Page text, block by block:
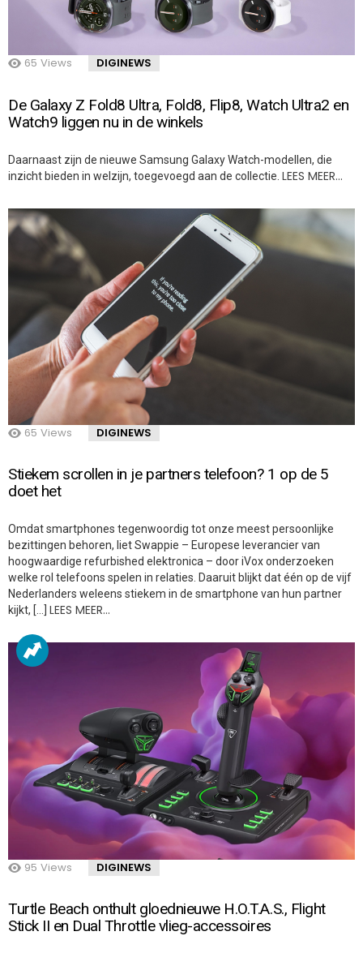
65 Views DIGINEWS
De Galaxy Z Fold8 Ultra, Fold8, Flip8, Watch Ultra2 en
Watch9 liggen nu in de winkels
Daarnaast zijn de nieuwe Samsung Galaxy Watch-modellen, die
inzicht bieden in welzijn, toegevoegd aan de collectie. LEES MEER…
65 Views DIGINEWS
Stiekem scrollen in je partners telefoon? 1 op de 5
doet het
Omdat smartphones tegenwoordig tot onze meest persoonlijke
bezittingen behoren, liet Swappie – Europese leverancier van
hoogwaardige refurbished elektronica – door iVox onderzoeken
welke rol telefoons spelen in relaties. Daaruit blijkt dat één op de vijf
Nederlanders weleens stiekem in de smartphone van hun partner
kijkt, […] LEES MEER…
95 Views DIGINEWS
Turtle Beach onthult gloednieuwe H.O.T.A.S., Flight
Stick II en Dual Throttle vlieg-accessoires